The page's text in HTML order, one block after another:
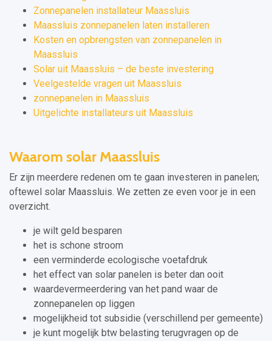
Zonnepanelen installateur Maassluis
Maassluis zonnepanelen laten installeren
Kosten en opbrengsten van zonnepanelen in
Maassluis
Solar uit Maassluis – de beste investering
Veelgestelde vragen uit Maassluis
zonnepanelen in Maassluis
Uitgelichte installateurs uit Maassluis
Waarom solar Maassluis
Er zijn meerdere redenen om te gaan investeren in panelen;
oftewel solar Maassluis. We zetten ze even voor je in een
overzicht.
je wilt geld besparen
het is schone stroom
een verminderde ecologische voetafdruk
het effect van solar panelen is beter dan ooit
waardevermeerdering van het pand waar de
zonnepanelen op liggen
mogelijkheid tot subsidie (verschillend per gemeente)
je kunt mogelijk btw belasting terugvragen op de